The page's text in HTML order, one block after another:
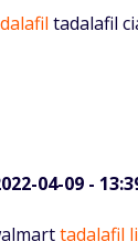
tadalafil
04-09 -
tadalafil